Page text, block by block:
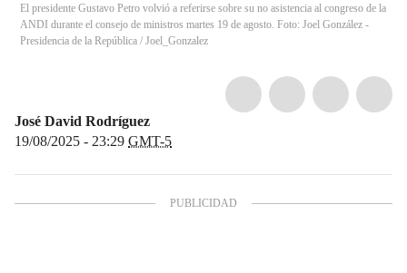
El presidente Gustavo Petro volvió a referirse sobre su no asistencia al congreso de la
ANDI durante el consejo de ministros martes 19 de agosto. Foto: Joel González -
Presidencia de la República / Joel_Gonzalez
José David Rodríguez
19/08/2025 - 23:29 GMT-5